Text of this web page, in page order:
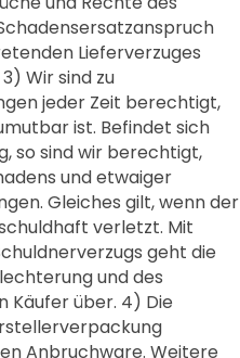
Lieferverzuges
Wir sind zu
jeder Zeit berechtigt,
ist. Befindet sich
so sind wir berechtigt,
und etwaiger
Gleiches gilt, wenn der
verletzt. Mit
geht die
und des
Käufer über. 4) Die
Anbruchware. Weitere